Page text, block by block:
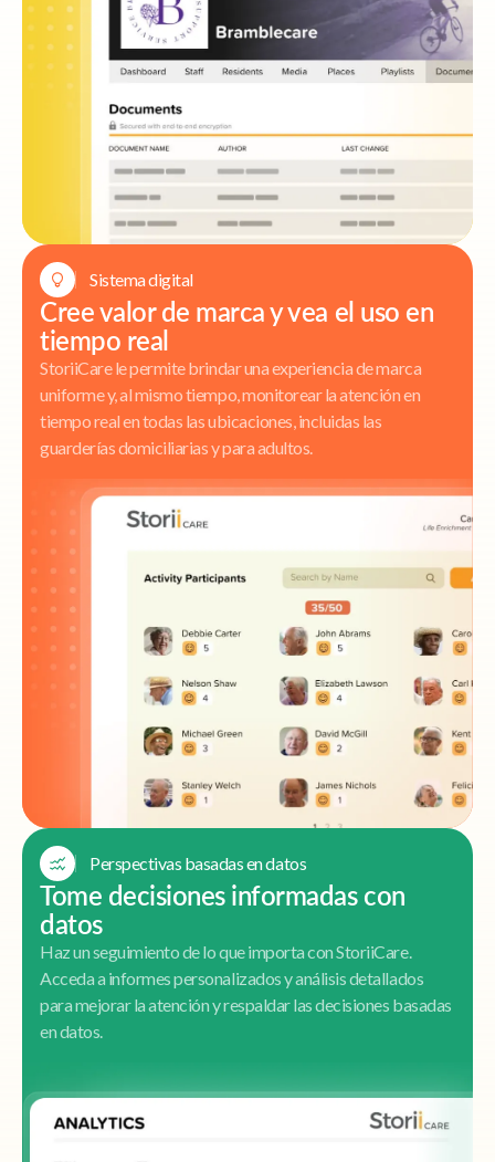
Sistema digital
Cree valor de marca y vea el uso en
tiempo real
StoriiCare le permite brindar una experiencia de marca
uniforme y, al mismo tiempo, monitorear la atención en
tiempo real en todas las ubicaciones, incluidas las
guarderías domiciliarias y para adultos.
Perspectivas basadas en datos
Tome decisiones informadas con
datos
Haz un seguimiento de lo que importa con StoriiCare.
Acceda a informes personalizados y análisis detallados
para mejorar la atención y respaldar las decisiones basadas
en datos.